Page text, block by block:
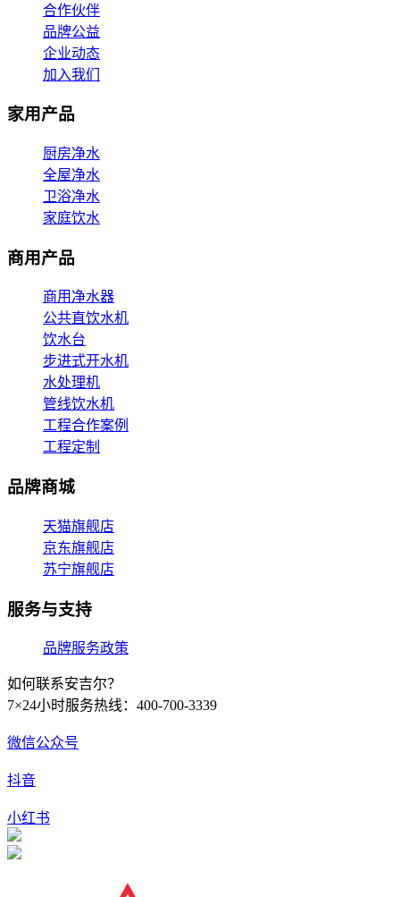
合作伙伴
品牌公益
企业动态
加入我们
家用产品
厨房净水
全屋净水
卫浴净水
家庭饮水
商用产品
商用净水器
公共直饮水机
饮水台
步进式开水机
水处理机
管线饮水机
工程合作案例
工程定制
品牌商城
天猫旗舰店
京东旗舰店
苏宁旗舰店
服务与支持
品牌服务政策
如何联系安吉尔？
7×24小时服务热线：400-700-3339
微信公众号
抖音
小红书